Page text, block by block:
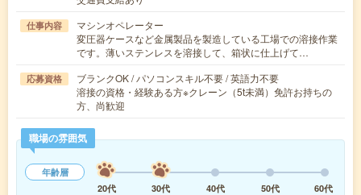
仕事内容
マシンオペレーター
変圧器ケースなど金属製品を製造している工場での溶接作業
です。薄いステンレスを溶接して、箱状に仕上げて…
応募資格
ブランクOK / パソコンスキル不要 / 英語力不要
溶接の資格・経験ある方※クレーン（5t未満）免許お持ちの
方、尚歓迎
職場の雰囲気
年齢層
20代
30代 40代 50代
60代